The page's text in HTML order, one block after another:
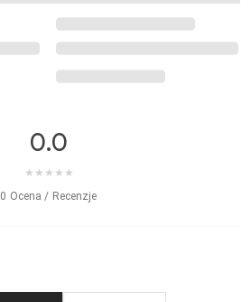
0.0
★ ★ ★ ★ ★
0 Ocena / Recenzje